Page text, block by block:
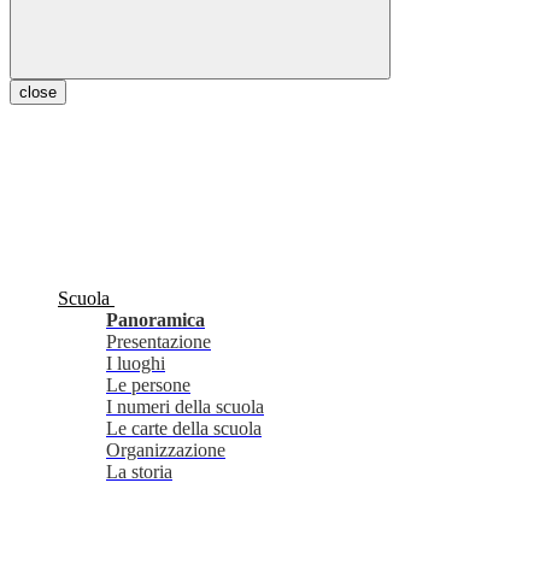
close
Scuola
Panoramica
Presentazione
I luoghi
Le persone
I numeri della scuola
Le carte della scuola
Organizzazione
La storia